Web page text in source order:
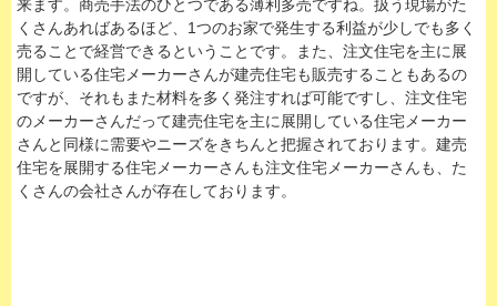
来ます。商売手法のひとつである薄利多売ですね。扱う現場がた
くさんあればあるほど、1つのお家で発生する利益が少しでも多く
売ることで経営できるということです。また、注文住宅を主に展
開している住宅メーカーさんが建売住宅も販売することもあるの
ですが、それもまた材料を多く発注すれば可能ですし、注文住宅
のメーカーさんだって建売住宅を主に展開している住宅メーカー
さんと同様に需要やニーズをきちんと把握されております。建売
住宅を展開する住宅メーカーさんも注文住宅メーカーさんも、た
くさんの会社さんが存在しております。